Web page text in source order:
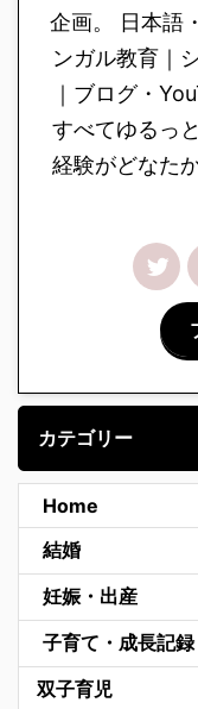
企画。 日本語
ンガル教育｜
｜ブログ・
すべてゆるっ
経験がどなた
カテゴリー
Home
結婚
妊娠・出産
子育て・成長記録
双子育児